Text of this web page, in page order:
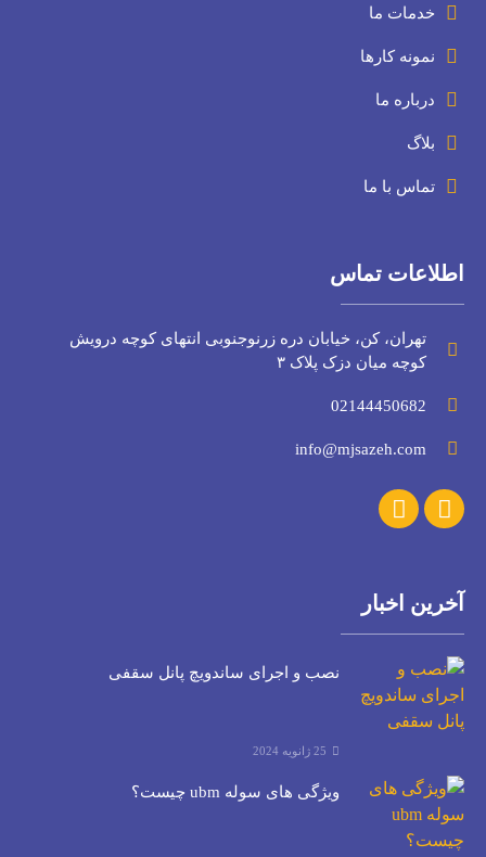
خدمات ما
نمونه کارها
درباره ما
بلاگ
تماس با ما
اطلاعات تماس
تهران، کن، خیابان دره زرنوجنوبی انتهای کوچه درویش
کوچه میان دزک پلاک ۳
02144450682
info@mjsazeh.com
آخرین اخبار
نصب و اجرای ساندویچ پانل سقفی
25 ژانویه 2024
ویژگی های سوله ubm چیست؟